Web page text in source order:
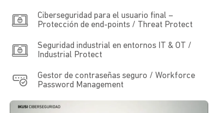
Ciberseguridad para el usuario final –
Protección de end-points / Threat Protect
Seguridad industrial en entornos IT & OT /
Industrial Protect
Gestor de contraseñas seguro / Workforce
Password Management